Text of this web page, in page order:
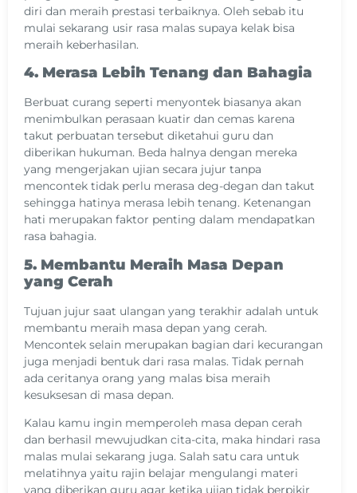
diri dan meraih prestasi terbaiknya. Oleh sebab itu
mulai sekarang usir rasa malas supaya kelak bisa
meraih keberhasilan.
4. Merasa Lebih Tenang dan Bahagia
Berbuat curang seperti menyontek biasanya akan
menimbulkan perasaan kuatir dan cemas karena
takut perbuatan tersebut diketahui guru dan
diberikan hukuman. Beda halnya dengan mereka
yang mengerjakan ujian secara jujur tanpa
mencontek tidak perlu merasa deg-degan dan takut
sehingga hatinya merasa lebih tenang. Ketenangan
hati merupakan faktor penting dalam mendapatkan
rasa bahagia.
5. Membantu Meraih Masa Depan
yang Cerah
Tujuan jujur saat ulangan yang terakhir adalah untuk
membantu meraih masa depan yang cerah.
Mencontek selain merupakan bagian dari kecurangan
juga menjadi bentuk dari rasa malas. Tidak pernah
ada ceritanya orang yang malas bisa meraih
kesuksesan di masa depan.
Kalau kamu ingin memperoleh masa depan cerah
dan berhasil mewujudkan cita-cita, maka hindari rasa
malas mulai sekarang juga. Salah satu cara untuk
melatihnya yaitu rajin belajar mengulangi materi
yang diberikan guru agar ketika ujian tidak berpikir